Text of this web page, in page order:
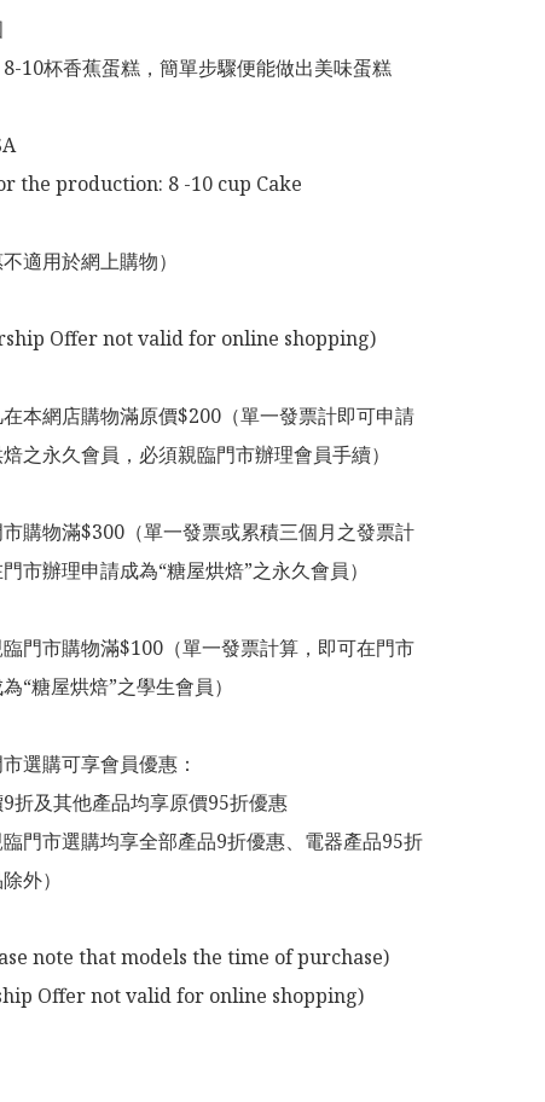
10杯香蕉蛋糕，簡單步驟便能做出美味蛋糕
the production: 8 -10 cup Cake
不適用於網上購物）
Offer not valid for online shopping)
本網店購物滿原價$200（單一發票計即可申請
之永久會員，必須親臨門市辦理會員手續）
購物滿$300（單一發票或累積三個月之發票計
市辦理申請成為“糖屋烘焙”之永久會員）
門市購物滿$100（單一發票計算，即可在門市
“糖屋烘焙”之學生會員）
選購可享會員優惠：
折及其他產品均享原價95折優惠
門市選購均享全部產品9折優惠、電器產品95折
外）
note that models the time of purchase)
Offer not valid for online shopping)